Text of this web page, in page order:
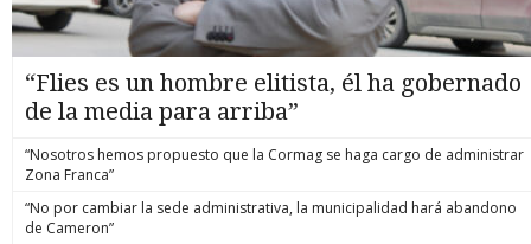
“Flies es un hombre elitista, él ha gobernado
de la media para arriba”
“Nosotros hemos propuesto que la Cormag se haga cargo de administrar
Zona Franca”
“No por cambiar la sede administrativa, la municipalidad hará abandono
de Cameron”